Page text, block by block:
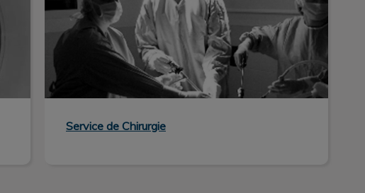
Service de Chirurgie